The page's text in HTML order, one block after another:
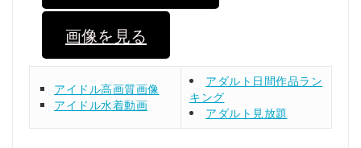
画像を見る
アイドル高画質画像
アイドル水着動画
アダルト日間作品ラン
キング
アダルト見放題